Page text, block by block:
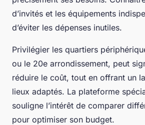
d’invités et les équipements
d’éviter les dépenses inutiles.
Privilégier les quartiers
ou le 20e arrondissement, peut
réduire le coût, tout en offrant un
lieux adaptés. La plateforme
souligne l’intérêt de comparer
pour optimiser son budget.